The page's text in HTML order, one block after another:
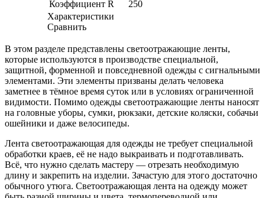
Коэффициент R
250
Характеристики
Сравнить
В этом разделе представлены светоотражающие ленты,
которые используются в производстве специальной,
защитной, форменной и повседневной одежды с сигнальными
элементами. Эти элементы призваны делать человека
заметнее в тёмное время суток или в условиях ограниченной
видимости. Помимо одежды светоотражающие ленты наносят
на головные уборы, сумки, рюкзаки, детские коляски, собачьи
ошейники и даже велосипеды.
Лента светоотражающая для одежды не требует специальной
обработки краев, её не надо выкраивать и подготавливать.
Всё, что нужно сделать мастеру — отрезать необходимую
длину и закрепить на изделии. Зачастую для этого достаточно
обычного утюга. Светоотражающая лента на одежду может